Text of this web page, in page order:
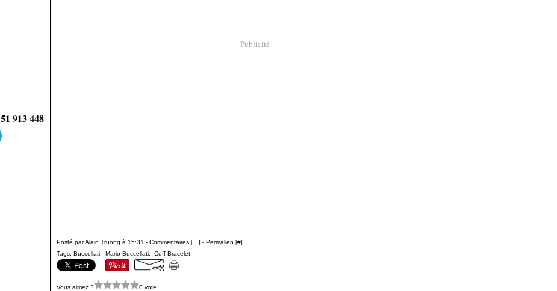
51 913 448
Publicité
Posté par Alain Truong à 15:31 - Commentaires [ ] - Permalien [#]
Tags: Buccellati Mario Buccellati Cuff Bracelet
Vous aimez ? 0 vote